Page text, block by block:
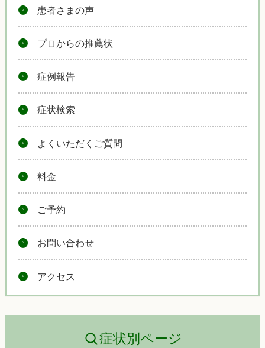
患者さまの声
プロからの推薦状
症例報告
症状検索
よくいただくご質問
料金
ご予約
お問い合わせ
アクセス
症状別ページ